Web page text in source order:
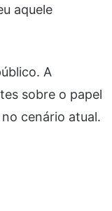
aquele
A
sobre o papel
cenário atual.